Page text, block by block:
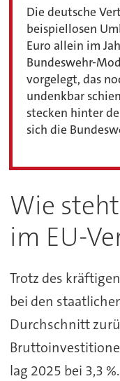
Die deutsche
beispiellosen
Euro allein im
Bundeswehr-
vorgelegt, das
undenkbar
stecken hinter
sich die
Wie
im EU-
Trotz des
bei den
Durchschnitt
lag 2025 bei 3,3